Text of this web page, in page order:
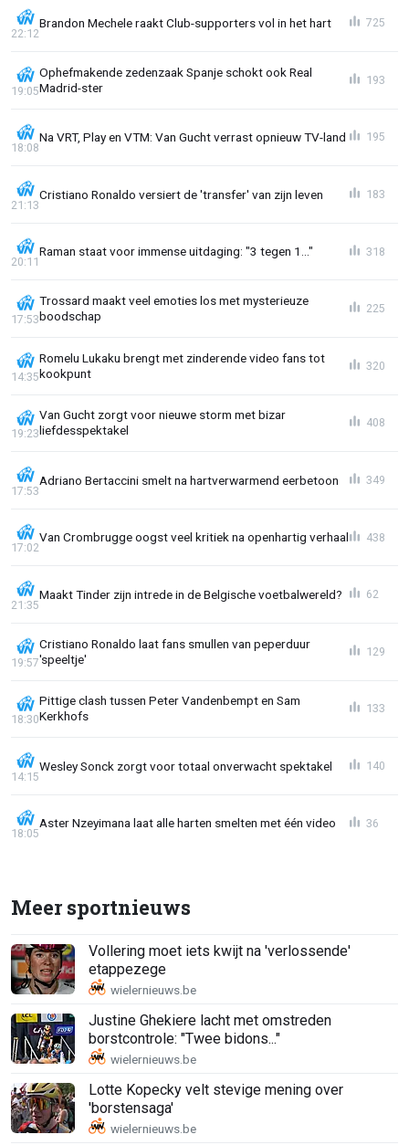
Brandon Mechele raakt Club-supporters vol in het hart
22:12
725
Ophefmakende zedenzaak Spanje schokt ook Real
Madrid-ster
19:05
193
Na VRT, Play en VTM: Van Gucht verrast opnieuw TV-land
18:08
195
Cristiano Ronaldo versiert de 'transfer' van zijn leven
21:13
183
Raman staat voor immense uitdaging: "3 tegen 1..."
20:11
318
Trossard maakt veel emoties los met mysterieuze
boodschap
17:53
225
Romelu Lukaku brengt met zinderende video fans tot
kookpunt
14:35
320
Van Gucht zorgt voor nieuwe storm met bizar
liefdesspektakel
19:23
408
Adriano Bertaccini smelt na hartverwarmend eerbetoon
17:53
349
Van Crombrugge oogst veel kritiek na openhartig verhaal
17:02
438
Maakt Tinder zijn intrede in de Belgische voetbalwereld?
21:35
62
Cristiano Ronaldo laat fans smullen van peperduur
'speeltje'
19:57
129
Pittige clash tussen Peter Vandenbempt en Sam
Kerkhofs
18:30
133
Wesley Sonck zorgt voor totaal onverwacht spektakel
14:15
140
Aster Nzeyimana laat alle harten smelten met één video
18:05
36
Meer sportnieuws
Vollering moet iets kwijt na 'verlossende'
etappezege
Justine Ghekiere lacht met omstreden
borstcontrole: "Twee bidons..."
Lotte Kopecky velt stevige mening over
'borstensaga'